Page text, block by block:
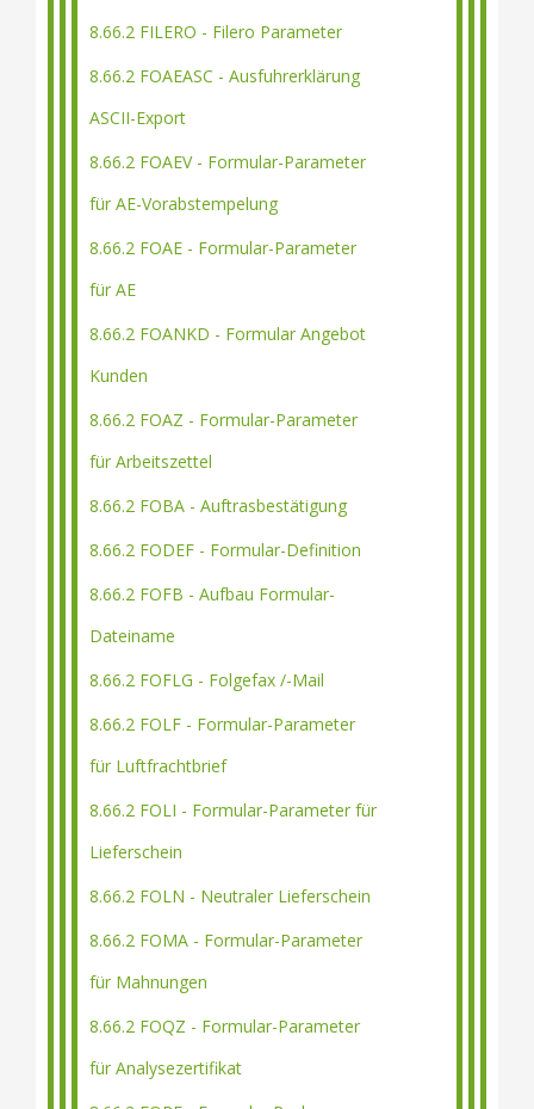
8.66.2 FILERO - Filero Parameter
8.66.2 FOAEASC - Ausfuhrerklärung
ASCII-Export
8.66.2 FOAEV - Formular-Parameter
für AE-Vorabstempelung
8.66.2 FOAE - Formular-Parameter
für AE
8.66.2 FOANKD - Formular Angebot
Kunden
8.66.2 FOAZ - Formular-Parameter
für Arbeitszettel
8.66.2 FOBA - Auftrasbestätigung
8.66.2 FODEF - Formular-Definition
8.66.2 FOFB - Aufbau Formular-
Dateiname
8.66.2 FOFLG - Folgefax /-Mail
8.66.2 FOLF - Formular-Parameter
für Luftfrachtbrief
8.66.2 FOLI - Formular-Parameter für
Lieferschein
8.66.2 FOLN - Neutraler Lieferschein
8.66.2 FOMA - Formular-Parameter
für Mahnungen
8.66.2 FOQZ - Formular-Parameter
für Analysezertifikat